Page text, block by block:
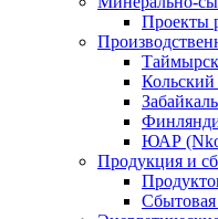
Проекты
Кольский
ЮАР
Продукция и
Сбытовая